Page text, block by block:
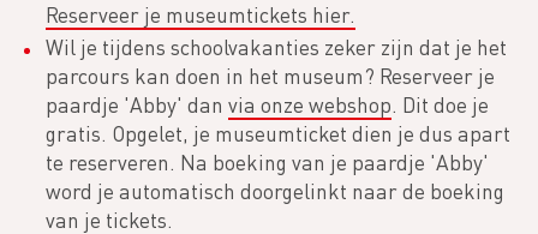
Reserveer je museumtickets hier.
Wil je tijdens schoolvakanties zeker zijn dat je het
parcours kan doen in het museum? Reserveer je
paardje 'Abby' dan via onze webshop. Dit doe je
gratis. Opgelet, je museumticket dien je dus apart
te reserveren. Na boeking van je paardje 'Abby'
word je automatisch doorgelinkt naar de boeking
van je tickets.